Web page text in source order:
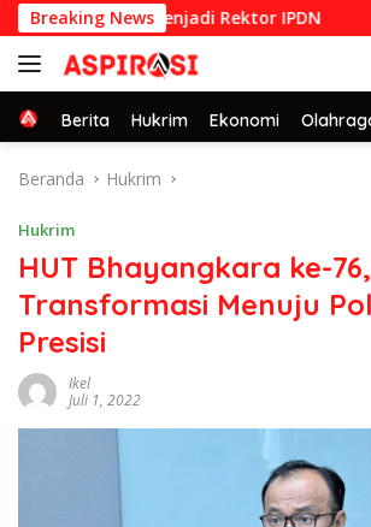
Langsung
ke
konten
Breaking News
Dilantik Menjadi Rektor IPDN
Home
Berita Hukrim Ekonomi
Beranda Hukrim
Hukrim
HUT Bhayangkara ke-
Transformasi Menuju
Presisi
Ikel
Juli 1, 2022